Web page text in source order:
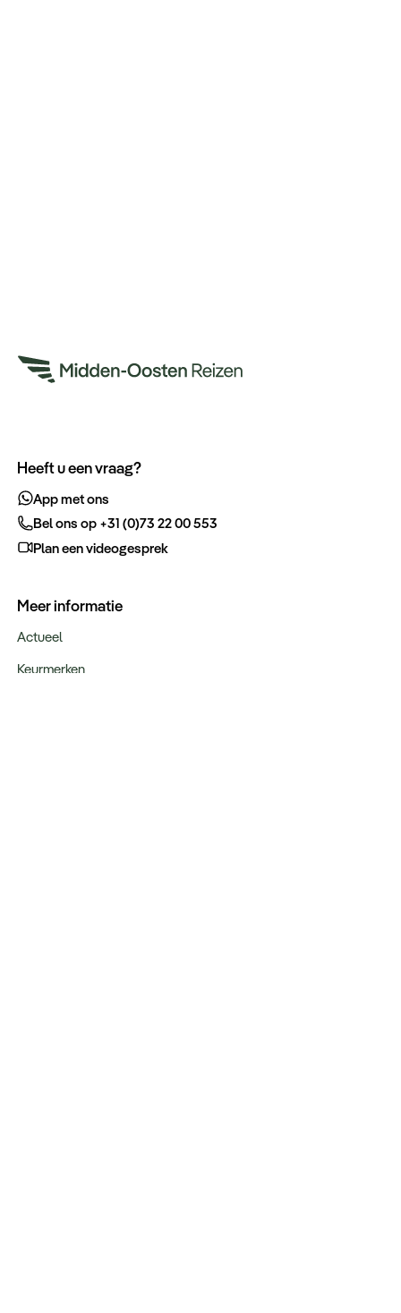
Heeft u een vraag?
App met ons
Bel ons op +31 (0)73 22 00 553
Plan een videogesprek
Meer informatie
Actueel
Keurmerken